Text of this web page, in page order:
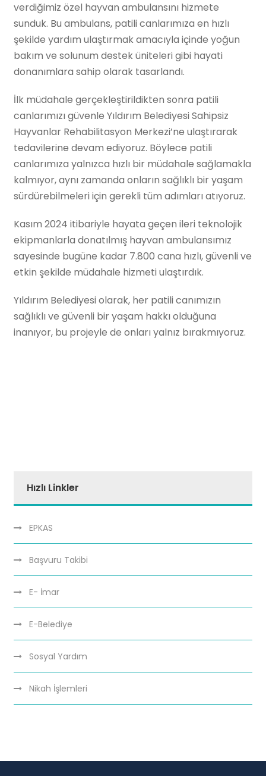
verdiğimiz özel hayvan ambulansını hizmete
sunduk. Bu ambulans, patili canlarımıza en hızlı
şekilde yardım ulaştırmak amacıyla içinde yoğun
bakım ve solunum destek üniteleri gibi hayati
donanımlara sahip olarak tasarlandı.
İlk müdahale gerçekleştirildikten sonra patili
canlarımızı güvenle Yıldırım Belediyesi Sahipsiz
Hayvanlar Rehabilitasyon Merkezi’ne ulaştırarak
tedavilerine devam ediyoruz. Böylece patili
canlarımıza yalnızca hızlı bir müdahale sağlamakla
kalmıyor, aynı zamanda onların sağlıklı bir yaşam
sürdürebilmeleri için gerekli tüm adımları atıyoruz.
Kasım 2024 itibariyle hayata geçen ileri teknolojik
ekipmanlarla donatılmış hayvan ambulansımız
sayesinde bugüne kadar 7.800 cana hızlı, güvenli ve
etkin şekilde müdahale hizmeti ulaştırdık.
Yıldırım Belediyesi olarak, her patili canımızın
sağlıklı ve güvenli bir yaşam hakkı olduğuna
inanıyor, bu projeyle de onları yalnız bırakmıyoruz.
Hızlı Linkler
EPKAS
Başvuru Takibi
E- İmar
E-Belediye
Sosyal Yardım
Nikah İşlemleri